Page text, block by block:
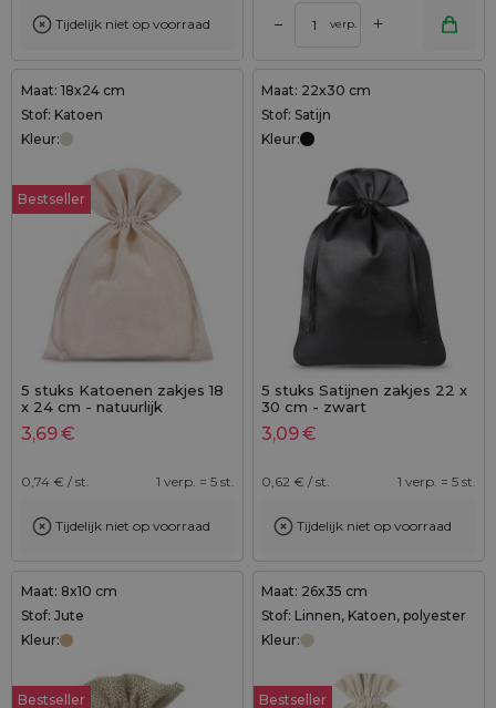
Tijdelijk niet op voorraad – verp. +
Maat: 18x24 cm
Stof: Katoen
Kleur:
Bestseller
5 stuks Katoenen zakjes 18
x 24 cm - natuurlijk
3,69€
0,74 € / st. 1 verp. = 5 st.
Tijdelijk niet op voorraad
Maat: 22x30 cm
Stof: Satijn
Kleur:
5 stuks Satijnen zakjes 22 x
30 cm - zwart
3,09€
0,62 € / st. 1 verp. = 5 st.
Tijdelijk niet op voorraad
Maat: 8x10 cm
Stof: Jute
Kleur:
Bestseller
Maat: 26x35 cm
Stof: Linnen, Katoen, polyester
Kleur:
Bestseller